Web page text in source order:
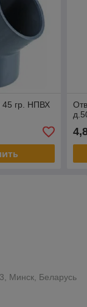
45 гр. НПВХ
Минск, Беларусь